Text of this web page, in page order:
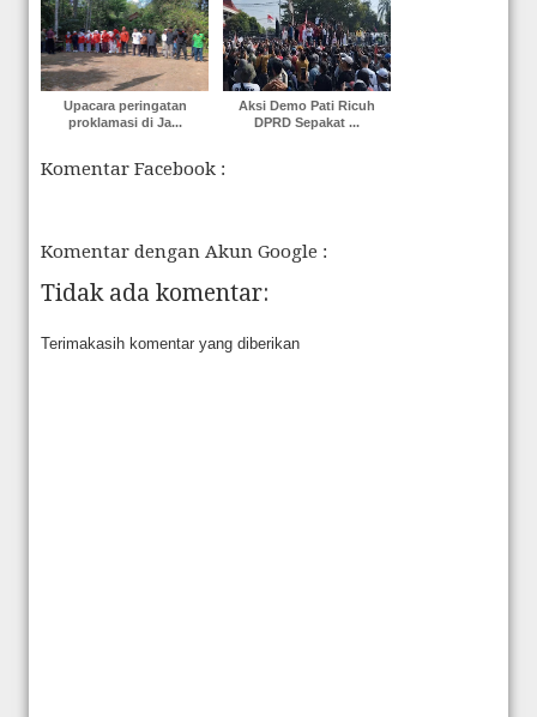
Upacara peringatan
proklamasi di Ja...
Aksi Demo Pati Ricuh
DPRD Sepakat ...
Komentar Facebook :
Komentar dengan Akun Google :
Tidak ada komentar:
Terimakasih komentar yang diberikan